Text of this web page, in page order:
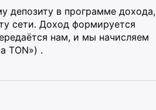
депозиту в программе дохода,
сети. Доход формируется
нам, и мы начисляем
TON») .